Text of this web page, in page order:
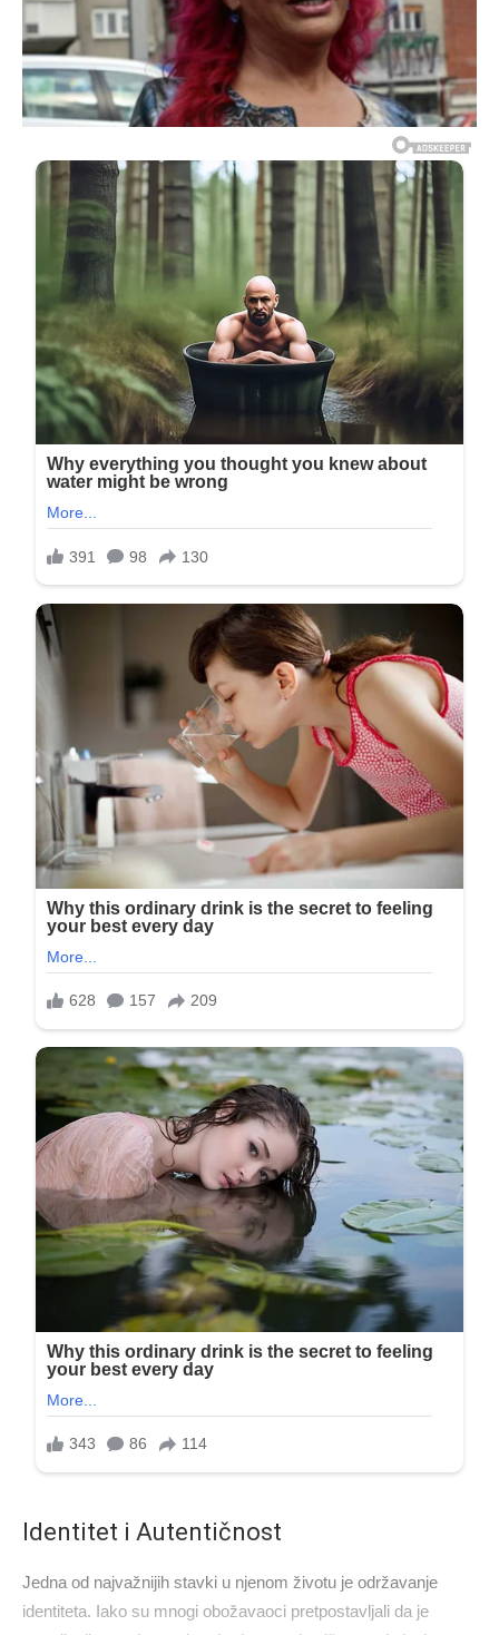
Identitet i Autentičnost
Jedna od najvažnijih stavki u njenom životu je održavanje
identiteta. Iako su mnogi obožavaoci pretpostavljali da je